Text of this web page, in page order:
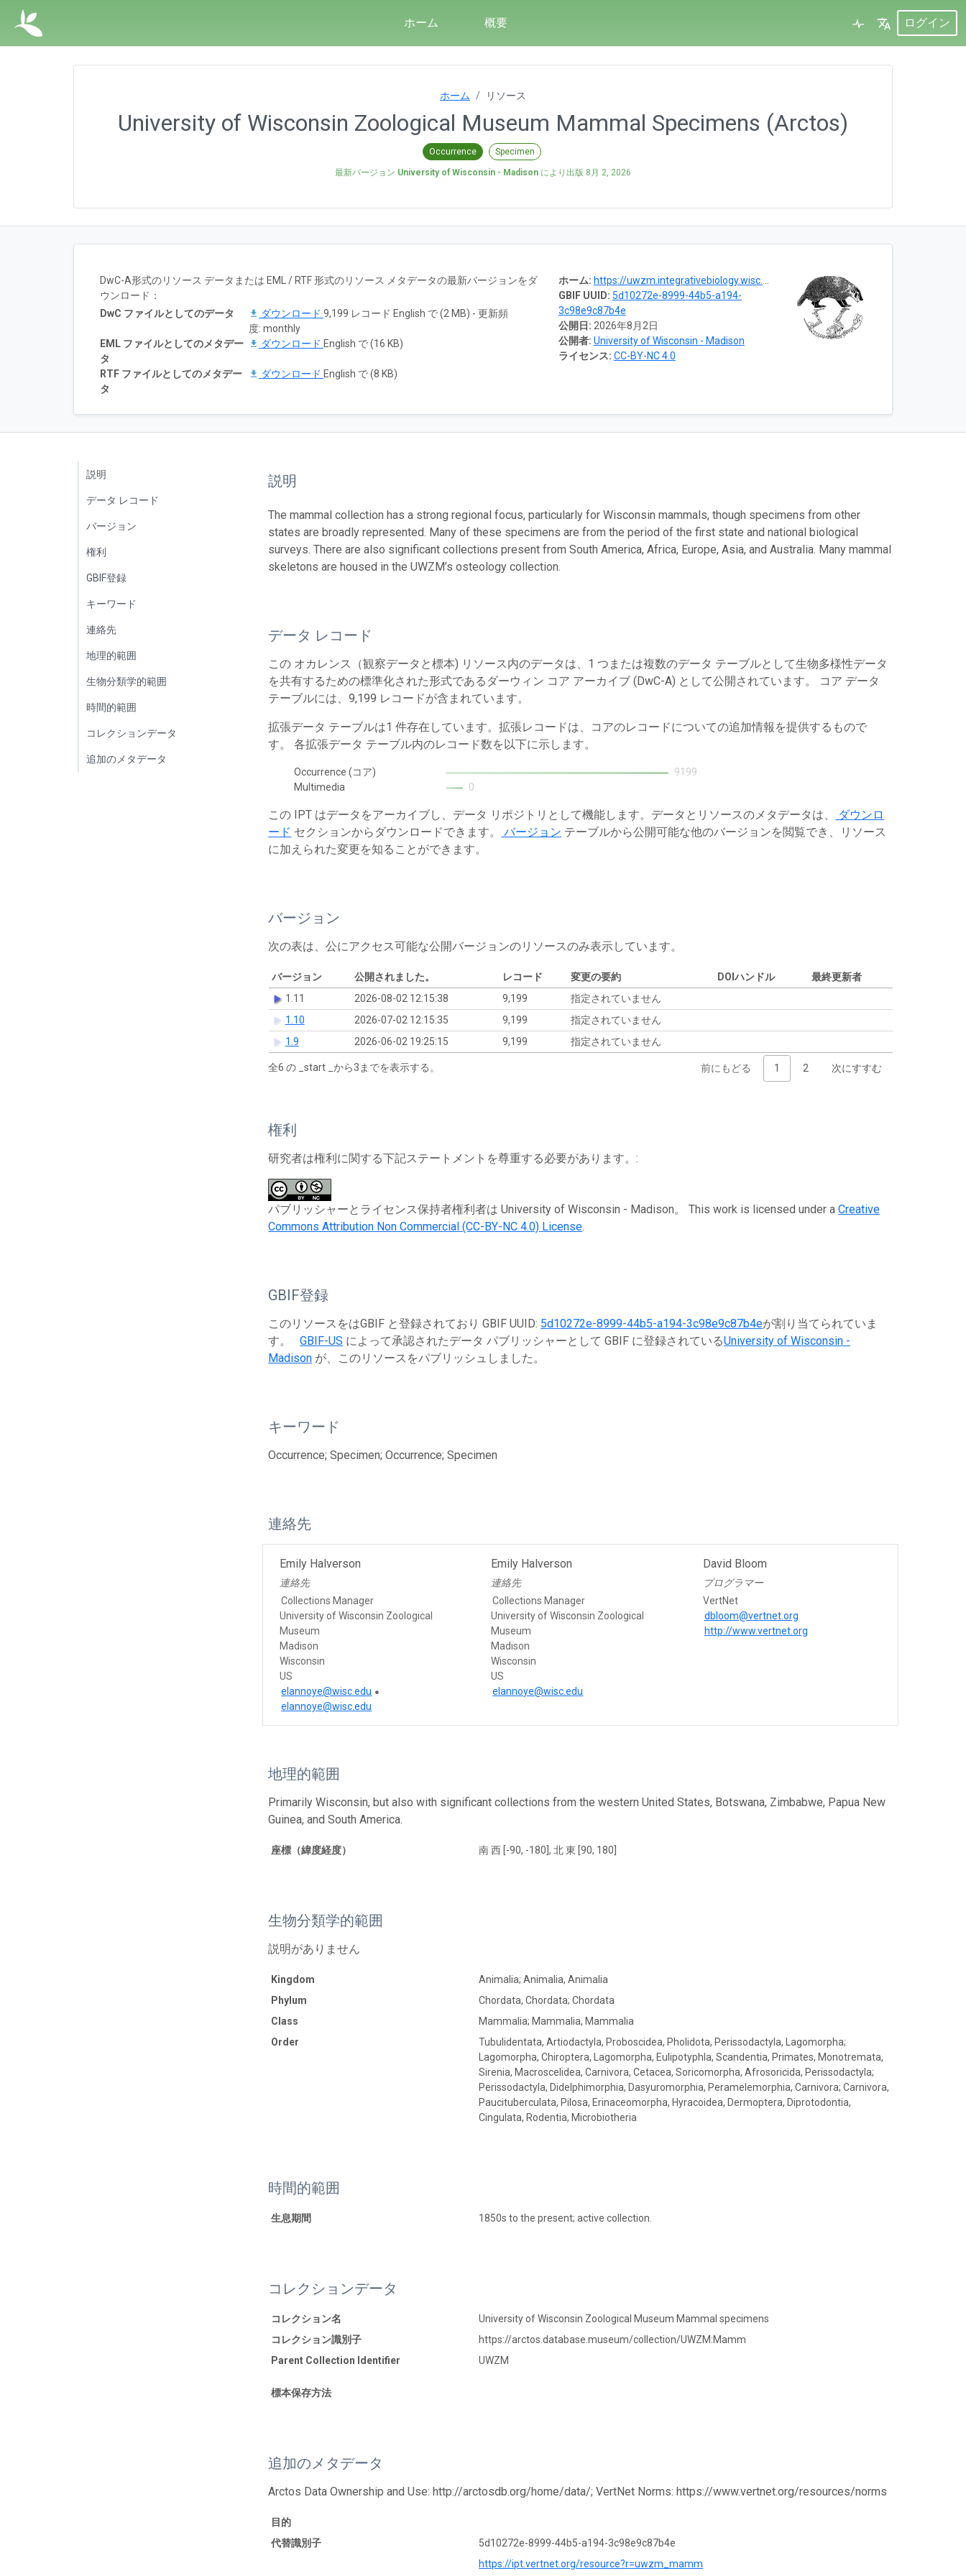
ホーム 概要 ログイン
ホーム リソース
University of Wisconsin Zoological Museum Mammal Specimens (Arctos)
Occurrence Specimen
最新バージョン University of Wisconsin - Madison により出版 8月 2, 2026
ホーム: https://uwzm.integrativebiology.wisc.edu/
GBIF UUID: 5d10272e-8999-44b5-a194-
3c98e9c87b4e
公開日: 2026年8月2日
公開者: University of Wisconsin - Madison
ライセンス: CC-BY-NC 4.0
DwC-A形式のリソース データまたは EML / RTF 形式のリソース メタデータの最新バージョンをダ
ウンロード：
DwC ファイルとしてのデータ
ダウンロード 9,199 レコード English で (2 MB) - 更新頻
度: monthly
EML ファイルとしてのメタデー
タ
ダウンロード English で (16 KB)
RTF ファイルとしてのメタデー
タ
ダウンロード English で (8 KB)
説明
データ レコード
バージョン
権利
GBIF登録
キーワード
連絡先
地理的範囲
生物分類学的範囲
時間的範囲
コレクションデータ
追加のメタデータ
説明
The mammal collection has a strong regional focus, particularly for Wisconsin mammals, though specimens from other
states are broadly represented. Many of these specimens are from the period of the first state and national biological
surveys. There are also significant collections present from South America, Africa, Europe, Asia, and Australia. Many mammal
skeletons are housed in the UWZM’s osteology collection.
データ レコード
この オカレンス（観察データと標本) リソース内のデータは、1 つまたは複数のデータ テーブルとして生物多様性データ
を共有するための標準化された形式であるダーウィン コア アーカイブ (DwC-A) として公開されています。 コア データ
テーブルには、9,199 レコードが含まれています。
拡張データ テーブルは1 件存在しています。拡張レコードは、コアのレコードについての追加情報を提供するもので
す。 各拡張データ テーブル内のレコード数を以下に示します。
Occurrence (コア)
9199
Multimedia
0
この IPT はデータをアーカイブし、データ リポジトリとして機能します。データとリソースのメタデータは、
ダウンロ
ード セクションからダウンロードできます。 バージョン テーブルから公開可能な他のバージョンを閲覧でき、リソース
に加えられた変更を知ることができます。
バージョン
次の表は、公にアクセス可能な公開バージョンのリソースのみ表示しています。
バージョン 公開されました。 レコード 変更の要約 DOIハンドル
最終更新者
1.11
2026-08-02 12:15:38 9,199
指定されていません
1.10
2026-07-02 12:15:35 9,199
指定されていません
1.9
2026-06-02 19:25:15 9,199 指定されていません
全6 の _start _から3までを表示する。 前にもどる 1 2 次にすすむ
権利
研究者は権利に関する下記ステートメントを尊重する必要があります。:
パブリッシャーとライセンス保持者権利者は University of Wisconsin - Madison。 This work is licensed under aCreative
Commons Attribution Non Commercial (CC-BY-NC 4.0) License.
GBIF登録
このリソースをはGBIF と登録されており GBIF UUID: 5d10272e-8999-44b5-a194-3c98e9c87b4eが割り当てられていま
す。GBIF-US によって承認されたデータ パブリッシャーとして GBIF に登録されているUniversity of Wisconsin -
Madison が、このリソースをパブリッシュしました。
キーワード
Occurrence; Specimen; Occurrence; Specimen
連絡先
Emily Halverson
連絡先
Collections Manager
University of Wisconsin Zoological
Museum
Madison
Wisconsin
US
elannoye@wisc.edu
elannoye@wisc.edu
Emily Halverson
連絡先
Collections Manager
University of Wisconsin Zoological
Museum
Madison
Wisconsin
US
elannoye@wisc.edu
David Bloom
プログラマー
VertNet
dbloom@vertnet.org
http://www.vertnet.org
地理的範囲
Primarily Wisconsin, but also with significant collections from the western United States, Botswana, Zimbabwe, Papua New
Guinea, and South America.
座標（緯度経度） 南 西 [-90, -180], 北 東 [90, 180]
生物分類学的範囲
説明がありません
Kingdom
Animalia; Animalia, Animalia
Phylum
Chordata, Chordata; Chordata
Class
Mammalia; Mammalia, Mammalia
Order
Tubulidentata, Artiodactyla, Proboscidea, Pholidota, Perissodactyla, Lagomorpha;
Lagomorpha, Chiroptera, Lagomorpha, Eulipotyphla, Scandentia, Primates, Monotremata,
Sirenia, Macroscelidea, Carnivora, Cetacea, Soricomorpha, Afrosoricida, Perissodactyla;
Perissodactyla, Didelphimorphia, Dasyuromorphia, Peramelemorphia, Carnivora; Carnivora,
Paucituberculata, Pilosa, Erinaceomorpha, Hyracoidea, Dermoptera, Diprotodontia,
Cingulata, Rodentia, Microbiotheria
時間的範囲
生息期間 1850s to the present; active collection.
コレクションデータ
コレクション名
University of Wisconsin Zoological Museum Mammal specimens
コレクション識別子
https://arctos.database.museum/collection/UWZM:Mamm
Parent Collection Identifier
UWZM
標本保存方法
追加のメタデータ
Arctos Data Ownership and Use: http://arctosdb.org/home/data/; VertNet Norms: https://www.vertnet.org/resources/norms
目的
代替識別子
5d10272e-8999-44b5-a194-3c98e9c87b4e
https://ipt.vertnet.org/resource?r=uwzm_mamm